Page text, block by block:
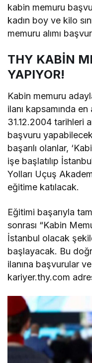
kabin memuru
kadın boy ve kilo
memuru alımı
THY KABİN
YAPIYOR!
Kabin memuru
ilanı kapsamında
31.12.2004 tarihleri
başvuru
başarılı olanlar,
işe başlatılıp
Yolları Uçuş
eğitime katılacak.
Eğitimi başarıyla
sonrası “Kabin
İstanbul olacak
başlayacak. Bu
ilanına başvurular
kariyer.thy.com